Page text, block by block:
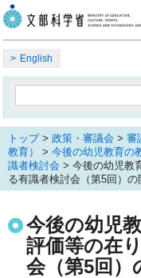
English
トップ> 政策・審議会 > 審
教育）
> 今後の幼児教育の
識者検討会 > 今後の幼児教
る有識者検討会（第5回）の
今後の幼児
評価等の在
会（第5回）